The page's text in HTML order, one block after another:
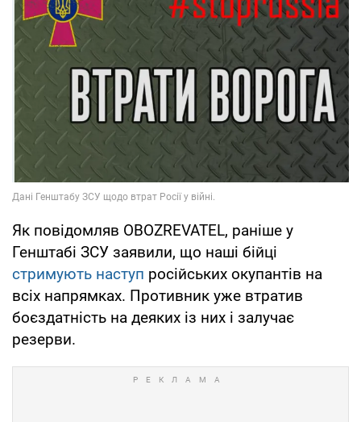
Як повідомляв OBOZREVATEL, раніше у
Генштабі ЗСУ заявили, що наші бійці
стримують наступ російських окупантів на
всіх напрямках. Противник уже втратив
боєздатність на деяких із них і залучає
резерви.